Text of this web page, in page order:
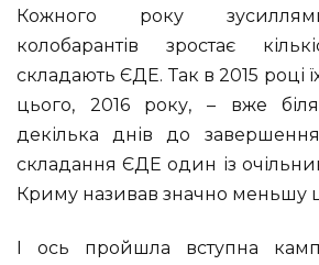
Кожного року
колобарантів зростає
складають ЄДЕ. Так в 2015 році
цього, 2016 року, – вже
декілька днів до
складання ЄДЕ один із
Криму називав значно меньшу
І ось пройшла вступна